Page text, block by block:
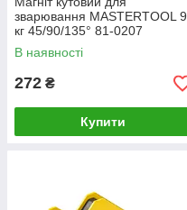
зварювання MASTERTOOL 9
кг 45/90/135° 81-0207
В наявності
272 ₴
Купити